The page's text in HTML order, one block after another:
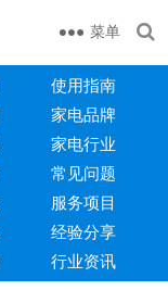
菜单
使用指南
家电品牌
家电行业
常见问题
服务项目
经验分享
行业资讯